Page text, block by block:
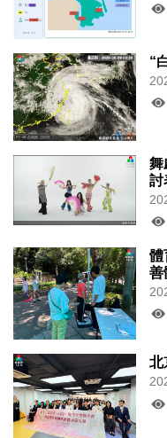
“
舞
討
體
善
北